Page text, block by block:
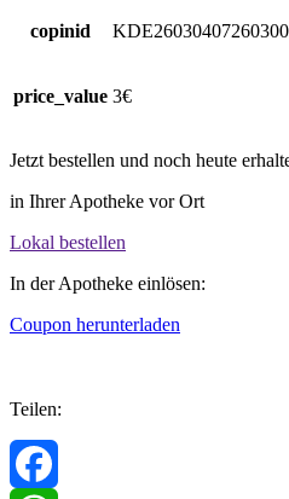
copinid
price_value 3€
Jetzt bestellen und noch heute
in Ihrer Apotheke vor Ort
Lokal bestellen
In der Apotheke einlösen:
Coupon herunterladen
Teilen: